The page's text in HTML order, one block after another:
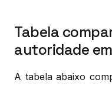
Tabela
autoridade
A tabela abaixo